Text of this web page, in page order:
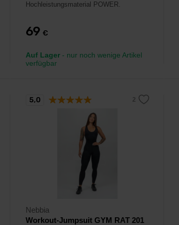
Hochleistungsmaterial POWER.
69 €
Auf Lager - nur noch wenige Artikel
verfügbar
Nebbia
Workout-Jumpsuit GYM RAT 201
5,0